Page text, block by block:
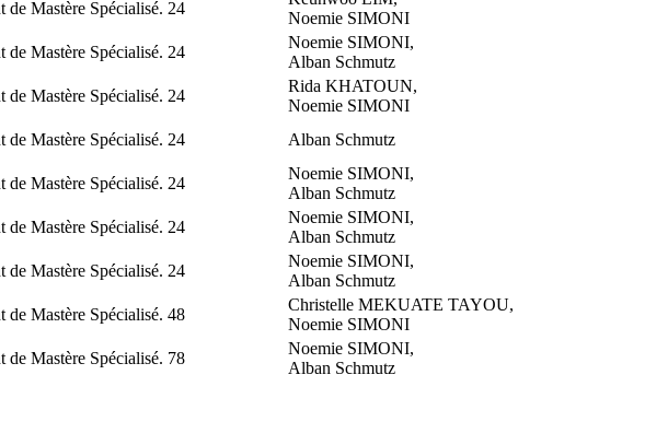
de Mastère Spécialisé. 24
Noemie SIMONI
de Mastère Spécialisé. 24
Noemie SIMONI,
Alban Schmutz
de Mastère Spécialisé. 24
Rida KHATOUN,
Noemie SIMONI
de Mastère Spécialisé. 24 Alban Schmutz
de Mastère Spécialisé. 24
Noemie SIMONI,
Alban Schmutz
de Mastère Spécialisé. 24
Noemie SIMONI,
Alban Schmutz
de Mastère Spécialisé. 24
Noemie SIMONI,
Alban Schmutz
de Mastère Spécialisé. 48
Christelle MEKUATE TAYOU,
Noemie SIMONI
de Mastère Spécialisé. 78
Noemie SIMONI,
Alban Schmutz